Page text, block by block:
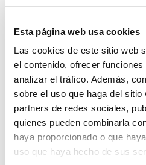
Esta página web usa cookies
Las cookies de este sitio web
el contenido, ofrecer
analizar el tráfico. Además,
sobre el uso que haga del sitio
partners de redes sociales,
quienes pueden combinarla
haya proporcionado o que
uso que haya hecho de sus
tipo de enlace desde el
web ajena no implicará
relación, colaboración o
prestador y el responsable
ajena.
RAYKONG MDB 7, S.L.
usuarios enlaces que
canales y páginas del Sitio